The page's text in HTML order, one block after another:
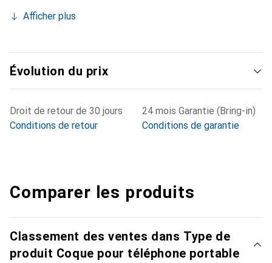
Afficher plus
Évolution du prix
Droit de retour de 30 jours
Conditions de retour
24 mois Garantie (Bring-in)
Conditions de garantie
Comparer les produits
Classement des ventes dans Type de
produit Coque pour téléphone portable